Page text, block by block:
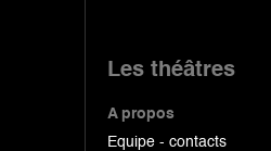
Les théâtres
A propos
Equipe - contacts